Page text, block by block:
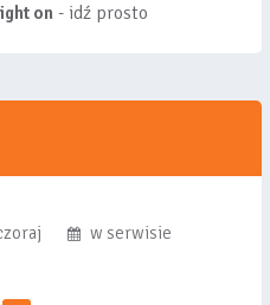
on - idź prosto
w serwisie